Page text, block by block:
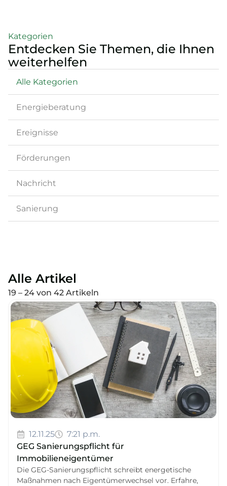
Kategorien
Entdecken Sie Themen, die Ihnen
weiterhelfen
Energieberatung
Ereignisse
Förderungen
Nachricht
Sanierung
Alle Kategorien
Alle Artikel
19 – 24 von 42 Artikeln
12.11.25
7:21 p.m.
GEG Sanierungspflicht für
Immobilieneigentümer
Die GEG-Sanierungspflicht schreibt energetische
Maßnahmen nach Eigentümerwechsel vor. Erfahre,